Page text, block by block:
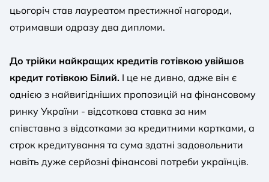
цьогоріч став лауреатом престижної нагороди,
отримавши одразу два дипломи.
До трійки найкращих кредитів готівкою увійшов
кредит готівкою Білий. І це не дивно, адже він є
однією з найвигідніших пропозицій на фінансовому
ринку України - відсоткова ставка за ним
співставна з відсотками за кредитними картками, а
строк кредитування та сума здатні задовольнити
навіть дуже серйозні фінансові потреби українців.